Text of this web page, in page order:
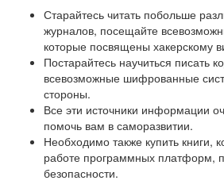
Старайтесь читать побольше
журналов, посещайте
которые посвящены хакерскому
Постарайтесь научиться писать
всевозможные шифрованные
стороны.
Все эти источники информации
помочь вам в саморазвитии.
Необходимо также купить книги,
работе программных платформ,
безопасности.